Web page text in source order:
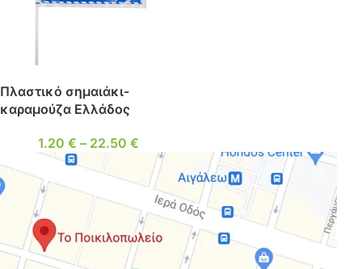
Πλαστικό σημαιάκι-
καραμούζα Ελλάδος
1.20 € – 22.50 €